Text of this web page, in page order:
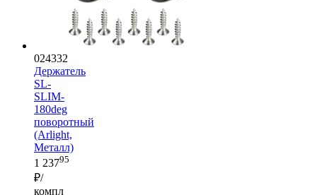
024332
Держатель
SL-
SLIM-
180deg
поворотный
(Arlight,
Металл)
1 23795
₽/
компл